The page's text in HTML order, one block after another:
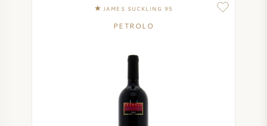
JAMES SUCKLING 95
PETROLO